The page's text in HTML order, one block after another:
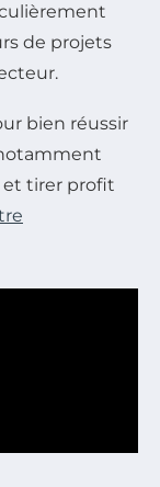
de projets
bien réussir
et tirer profit